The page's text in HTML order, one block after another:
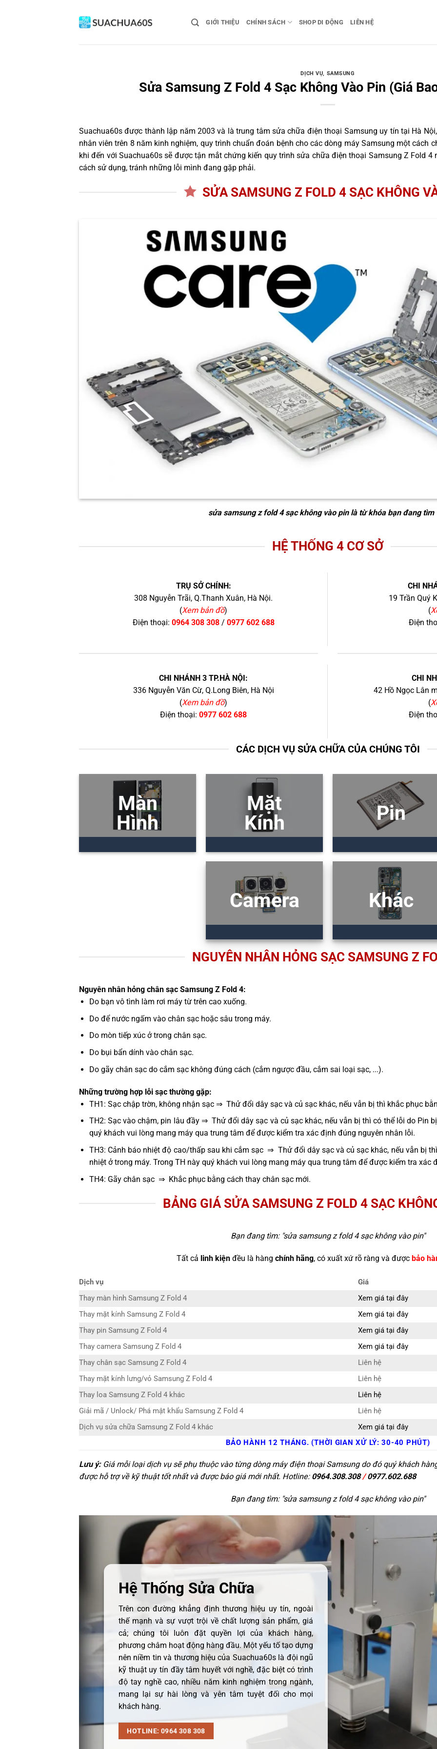
GIỚI THIỆU CHÍNH SÁCH SHOP DI ĐỘNG LIÊN HỆ
DỊCH VỤ, SAMSUNG
Sửa Samsung Z Fold 4 Sạc Không Vào Pin (Giá
Suachua60s được thành lập năm 2003 và là trung tâm sửa chữa điện thoại Samsung uy tín tại Hà
nhân viên trên 8 năm kinh nghiệm, quy trình chuẩn đoán bệnh cho các dòng máy Samsung một cách
khi đến với Suachua60s sẽ được tận mắt chứng kiến quy trình sửa chữa điện thoại Samsung Z Fold
cách sử dụng, tránh những lỗi mình đang gặp phải.
SỬA SAMSUNG Z FOLD 4 SẠC KHÔNG
sửa samsung z fold 4 sạc không vào pinlà từ khóa bạn đang tìm
HỆ THỐNG 4 CƠ SỞ
TRỤ SỞ CHÍNH:
308 Nguyễn Trãi, Q.Thanh Xuân, Hà Nội.
(Xem bản đồ)
Điện thoại: 0964 308 308/ 0977 602 688
CHI
19 Trần Quý
(
Điện
CHI NHÁNH 3 TP.HÀ NỘI:
336 Nguyễn Văn Cừ, Q.Long Biên, Hà Nội
(Xem bản đồ)
Điện thoại: 0977 602 688
CHI
42 Hồ Ngọc Lân
(
Điện
CÁC DỊCH VỤ SỬA CHỮA CỦA CHÚNG TÔI
Màn
Hình
Mặt
Kính
Pin
Camera Khác
NGUYÊN NHÂN HỎNG SẠC SAMSUNG Z
Nguyên nhân hỏng chân sạc Samsung Z Fold 4:
Do bạn vô tình làm rơi máy từ trên cao xuống.
Do để nước ngấm vào chân sạc hoặc sâu trong máy.
Do mòn tiếp xúc ở trong chân sạc.
Do bụi bẩn dính vào chân sạc.
Do gãy chân sạc do cắm sạc không đúng cách (cắm ngược đầu, cắm sai loại sạc, ...).
Những trường hợp lỗi sạc thường gặp:
TH1: Sạc chập trờn, không nhận sạc ⇒ Thử đổi dây sạc và củ sạc khác, nếu vẫn bị thì khắc phục
TH2: Sạc vào chậm, pin lâu đầy ⇒ Thử đổi dây sạc và củ sạc khác, nếu vẫn bị thì có thể lỗi do Pin
quý khách vui lòng mang máy qua trung tâm để được kiểm tra xác định đúng nguyên nhân lỗi.
TH3: Cảnh báo nhiệt độ cao/thấp sau khi cắm sạc ⇒ Thử đổi dây sạc và củ sạc khác, nếu vẫn bị
nhiệt ở trong máy. Trong TH này quý khách vui lòng mang máy qua trung tâm để được kiểm tra xác
TH4: Gãy chân sạc ⇒ Khắc phục bằng cách thay chân sạc mới.
BẢNG GIÁ SỬA SAMSUNG Z FOLD 4 SẠC
Bạn đang tìm: "sửa samsung z fold 4 sạc không vào pin"
Tất cả linh kiệnđều là hàng chính hãng, có xuất xứ rõ ràng và được bảo
Dịch vụ
Giá
Thay màn hình Samsung Z Fold 4
Xem giá tại đây
Thay mặt kính Samsung Z Fold 4
Xem giá tại đây
Thay pin Samsung Z Fold 4
Xem giá tại đây
Thay camera Samsung Z Fold 4
Xem giá tại đây
Thay chân sạc Samsung Z Fold 4
Liên hệ
Thay mặt kính lưng/vỏ Samsung Z Fold 4
Liên hệ
Thay loa Samsung Z Fold 4 khác
Liên hệ
Giải mã / Unlock/ Phá mật khẩu Samsung Z Fold 4
Liên hệ
Dịch vụ sửa chữa Samsung Z Fold 4 khác
Xem giá tại đây
BẢO HÀNH 12 THÁNG. (THỜI GIAN XỬ LÝ: 30-40 PHÚT)
Lưu ý:Giá mỗi loại dịch vụ sẽ phụ thuộc vào từng dòng máy điện thoại Samsung do đó quý khách
được hỗ trợ về kỹ thuật tốt nhất và được báo giá mới nhất. Hotline: 0964.308.308/0977.602.688
Bạn đang tìm: "sửa samsung z fold 4 sạc không vào pin"
Hệ Thống Sửa Chữa
Trên con đường khẳng định thương hiệu uy tín, ngoài
thế mạnh và sự vượt trội về chất lượng sản phẩm, giá
cả; chúng tôi luôn đặt quyền lợi của khách hàng,
phương châm hoạt động hàng đầu. Một yếu tố tạo dựng
nên niềm tin và thương hiệu của Suachua60s là đội ngũ
kỹ thuật uy tín đầy tâm huyết với nghề, đặc biệt có trình
độ tay nghề cao, nhiều năm kinh nghiệm trong ngành,
mang lại sự hài lòng và yên tâm tuyệt đối cho mọi
khách hàng.
HOTLINE: 0964 308 308